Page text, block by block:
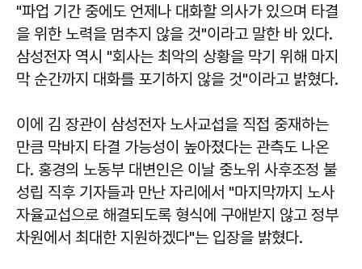
"파업 기간 중에도 언제나 대화할 의사가 있으며 타결
을 위한 노력을 멈추지 않을 것"이라고 말한 바 있다.
삼성전자 역시 "회사는 최악의 상황을 막기 위해 마지
막 순간까지 대화를 포기하지 않을 것"이라고 밝혔다.
이에 김 장관이 삼성전자 노사교섭을 직접 중재하는
만큼 막바지 타결 가능성이 높아졌다는 관측도 나온
다. 홍경의 노동부 대변인은 이날 중노위 사후조정 불
성립 직후 기자들과 만난 자리에서 "마지막까지 노사
자율교섭으로 해결되도록 형식에 구애받지 않고 정부
차원에서 최대한 지원하겠다"는 입장을 밝혔다.